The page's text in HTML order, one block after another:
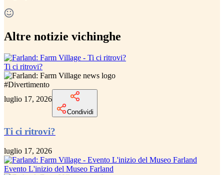
Altre notizie vichinghe
Ti ci ritrovi?
#Divertimento
luglio 17, 2026
Condividi
Ti ci ritrovi?
luglio 17, 2026
Evento L'inizio del Museo Farland